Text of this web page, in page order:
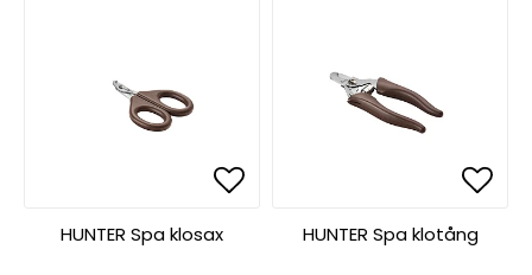
Lägg till i
Lägg till i
HUNTER Spa klosax HUNTER Spa klotång